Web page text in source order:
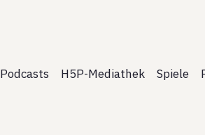
Podcasts H5P-Mediathek Spiele